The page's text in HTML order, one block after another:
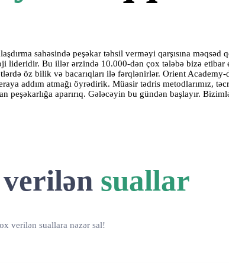
sahəsində peşəkar təhsil verməyi qarşısına
lideridir. Bu illər ərzində 10.000-dən çox tələbə bizə
öz bilik və bacarıqları ilə fərqlənirlər. Orient
addım atmağı öyrədirik. Müasir tədris metodlarımız,
peşəkarlığa aparırıq. Gələcəyin bu gündən başlayır.
verilən suallar
verilən suallara nəzər sal!